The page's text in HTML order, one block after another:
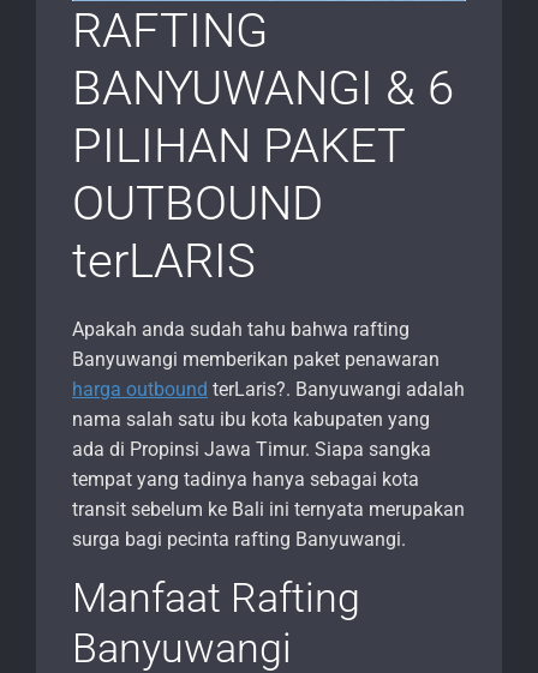
RAFTING
BANYUWANGI & 6
PILIHAN PAKET
OUTBOUND
terLARIS
Apakah anda sudah tahu bahwa rafting
Banyuwangi memberikan paket penawaran
harga outbound terLaris?. Banyuwangi adalah
nama salah satu ibu kota kabupaten yang
ada di Propinsi Jawa Timur. Siapa sangka
tempat yang tadinya hanya sebagai kota
transit sebelum ke Bali ini ternyata merupakan
surga bagi pecinta rafting Banyuwangi.
Manfaat Rafting
Banyuwangi